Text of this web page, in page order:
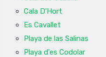
Cala D'Hort
Es Cavallet
Playa de las Salinas
Playa d'es Codolar